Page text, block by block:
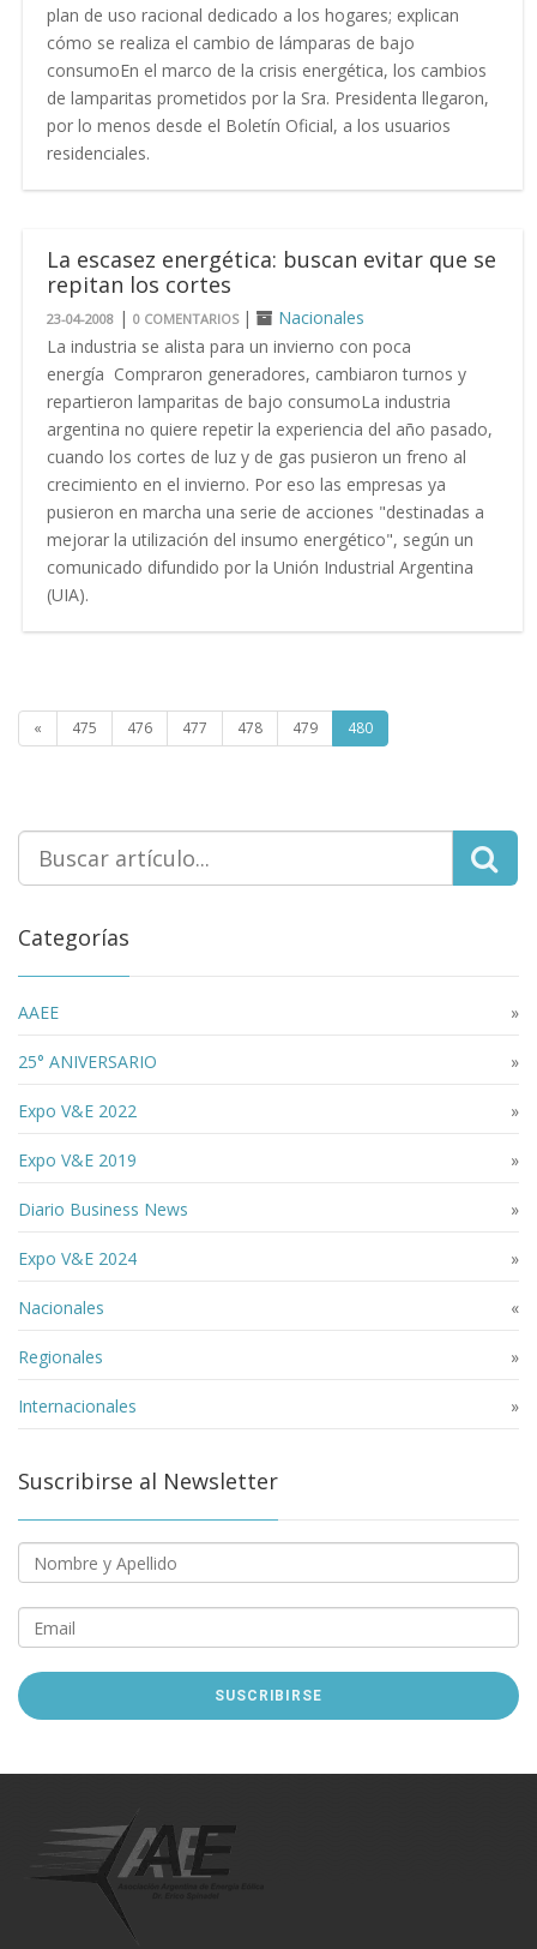
plan de uso racional dedicado a los hogares; explican
cómo se realiza el cambio de lámparas de bajo
consumoEn el marco de la crisis energética, los cambios
de lamparitas prometidos por la Sra. Presidenta llegaron,
por lo menos desde el Boletín Oficial, a los usuarios
residenciales.
La escasez energética: buscan evitar que se
repitan los cortes
23-04-2008 |0 COMENTARIOS |
Nacionales
La industria se alista para un invierno con poca
energía Compraron generadores, cambiaron turnos y
repartieron lamparitas de bajo consumoLa industria
argentina no quiere repetir la experiencia del año pasado,
cuando los cortes de luz y de gas pusieron un freno al
crecimiento en el invierno. Por eso las empresas ya
pusieron en marcha una serie de acciones "destinadas a
mejorar la utilización del insumo energético", según un
comunicado difundido por la Unión Industrial Argentina
(UIA).
« 475 476 477 478 479 480
Categorías
»
AAEE
»
25° ANIVERSARIO
»
Expo V&E 2022
»
Expo V&E 2019
»
Diario Business News
»
Expo V&E 2024
«
Nacionales
»
Regionales
»
Internacionales
Suscribirse al Newsletter